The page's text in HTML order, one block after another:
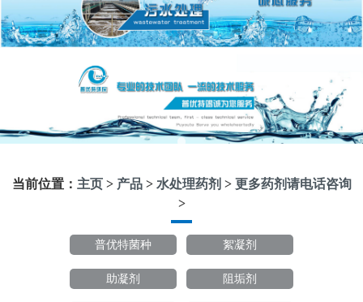
当前位置： 主页> 产品> 水处理药剂 > 更多药剂请电话咨询
>
普优特菌种 絮凝剂
助凝剂 阻垢剂